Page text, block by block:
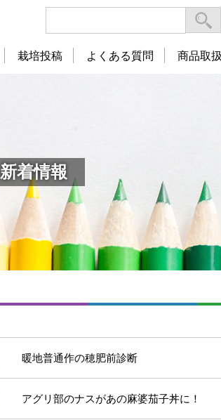
栽培投稿 よくある質問 商品取
新着情報
暖地普通作の穂肥前診断
アグリ部のナスがあの麻婆茄子丼に！